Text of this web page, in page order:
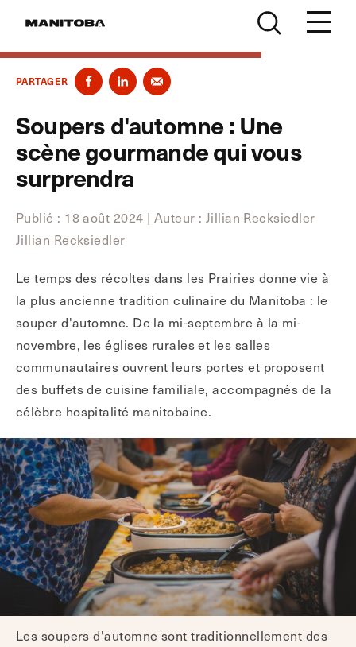
PARTAGER
Soupers d'automne : Une
scène gourmande qui vous
surprendra
Publié : 18 août 2024 | Auteur : Jillian Recksiedler
Jillian Recksiedler
Le temps des récoltes dans les Prairies donne vie à
la plus ancienne tradition culinaire du Manitoba : le
souper d'automne. De la mi-septembre à la mi-
novembre, les églises rurales et les salles
communautaires ouvrent leurs portes et proposent
des buffets de cuisine familiale, accompagnés de la
célèbre hospitalité manitobaine.
Les soupers d'automne sont traditionnellement des